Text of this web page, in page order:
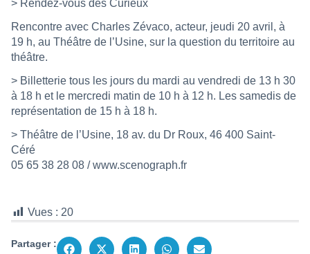
> Rendez-vous des Curieux
Rencontre avec Charles Zévaco, acteur, jeudi 20 avril, à
19 h, au Théâtre de l’Usine, sur la question du territoire au
théâtre.
> Billetterie tous les jours du mardi au vendredi de 13 h 30
à 18 h et le mercredi matin de 10 h à 12 h. Les samedis de
représentation de 15 h à 18 h.
> Théâtre de l’Usine, 18 av. du Dr Roux, 46 400 Saint-
Céré
05 65 38 28 08 /www.scenograph.fr
Vues : 20
Partager :